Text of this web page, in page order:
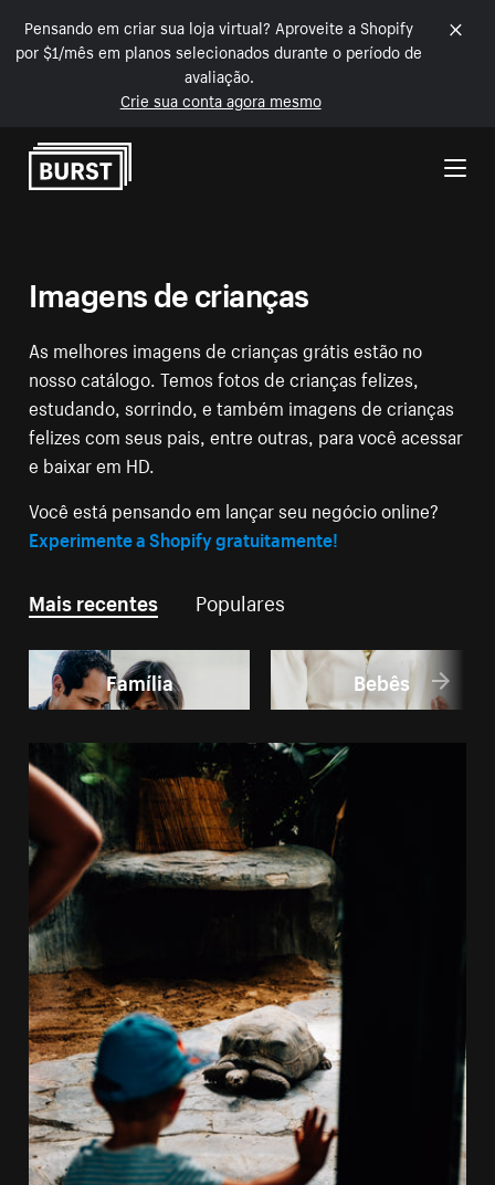
Pensando em criar sua loja virtual? Aproveite a Shopify
por $1/mês em planos selecionados durante o período de
avaliação.
Crie sua conta agora mesmo
Pular para o conteúdo
Imagens de crianças
As melhores imagens de crianças grátis estão no
nosso catálogo. Temos fotos de crianças felizes,
estudando, sorrindo, e também imagens de crianças
felizes com seus pais, entre outras, para você acessar
e baixar em HD.
Você está pensando em lançar seu negócio online?
Experimente a Shopify gratuitamente!
Mais recentes Populares
Família Bebês